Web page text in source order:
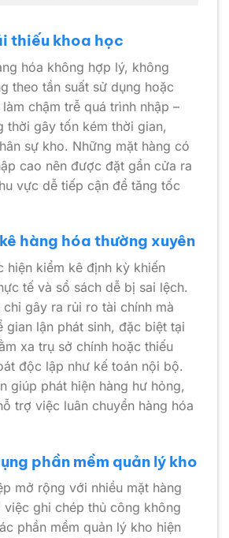
thiếu khoa học
hóa không hợp lý, không
theo tần suất sử dụng hoặc
chậm trễ quá trình nhập –
thời gây tốn kém thời gian,
sự kho. Những mặt hàng có
cao nên được đặt gần cửa ra
vực dễ tiếp cận để tăng tốc
hàng hóa thường xuyên
hiện kiểm kê định kỳ khiến
tế và sổ sách dễ bị sai lệch.
gây ra rủi ro tài chính mà
gian lận phát sinh, đặc biệt tại
xa trụ sở chính hoặc thiếu
độc lập như kế toán nội bộ.
giúp phát hiện hàng hư hỏng,
trợ việc luân chuyển hàng hóa
phần mềm quản lý kho
mở rộng với nhiều mặt hàng
ghi chép thủ công không
phần mềm quản lý kho hiện